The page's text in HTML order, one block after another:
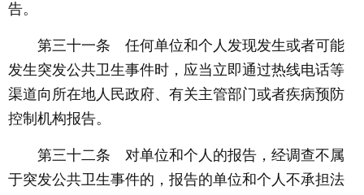
告。
第三十一条 任何单位和个人发现发生或者可能
发生突发公共卫生事件时，应当立即通过热线电话等
渠道向所在地人民政府、有关主管部门或者疾病预防
控制机构报告。
第三十二条 对单位和个人的报告，经调查不属
于突发公共卫生事件的，报告的单位和个人不承担法